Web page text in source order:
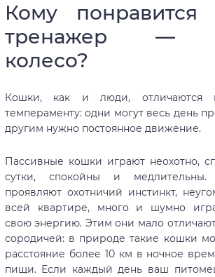
Кому понравится
тренажер —
колесо?
Кошки, как и люди, отличаются
темпераменту: одни могут весь день
другим нужно постоянное движение.
Пассивные кошки играют неохотно,
сутки, спокойны и
проявляют охотничий инстинкт,
всей квартире, много и шумно
свою энергию. Этим они мало
сородичей: в природе такие кошки
расстояние более 10 км в ночное
пищи. Если каждый день ваш